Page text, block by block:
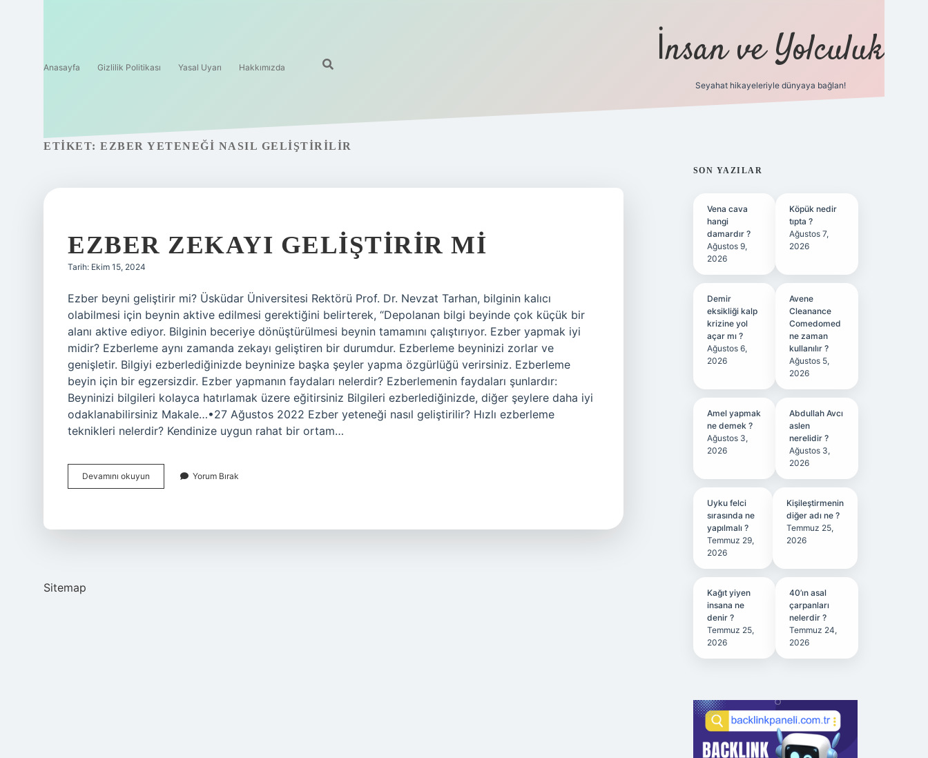
Anasayfa Gizlilik Politikası Yasal Uyarı Hakkımızda İnsan ve Yolculuk
Seyahat hikayeleriyle dünyaya bağlan!
ETIKET: EZBER YETENEĞI NASIL GELIŞTIRILIR
EZBER ZEKAYI GELIŞTIRIR MI
Tarih: Ekim 15, 2024
Ezber beyni geliştirir mi? Üsküdar Üniversitesi Rektörü Prof. Dr. Nevzat Tarhan, bilginin kalıcı
olabilmesi için beynin aktive edilmesi gerektiğini belirterek, “Depolanan bilgi beyinde çok küçük bir
alanı aktive ediyor. Bilginin beceriye dönüştürülmesi beynin tamamını çalıştırıyor. Ezber yapmak iyi
midir? Ezberleme aynı zamanda zekayı geliştiren bir durumdur. Ezberleme beyninizi zorlar ve
genişletir. Bilgiyi ezberlediğinizde beyninize başka şeyler yapma özgürlüğü verirsiniz. Ezberleme
beyin için bir egzersizdir. Ezber yapmanın faydaları nelerdir? Ezberlemenin faydaları şunlardır:
Beyninizi bilgileri kolayca hatırlamak üzere eğitirsiniz Bilgileri ezberlediğinizde, diğer şeylere daha iyi
odaklanabilirsiniz Makale…•27 Ağustos 2022 Ezber yeteneği nasıl geliştirilir? Hızlı ezberleme
teknikleri nelerdir? Kendinize uygun rahat bir ortam…
Devamını okuyun
Zekayı
Yorum Bırak
Sitemap
SIDEBAR
SON YAZILAR
Vena cava
hangi
damardır ?
Ağustos 9,
2026
Köpük nedir
tıpta ?
Ağustos 7,
2026
Demir
eksikliği kalp
krizine yol
açar mı ?
Ağustos 6,
2026
Avene
Cleanance
Comedomed
ne zaman
kullanılır ?
Ağustos 5,
2026
Amel yapmak
ne demek ?
Ağustos 3,
2026
Abdullah Avcı
aslen
nerelidir ?
Ağustos 3,
2026
Uyku felci
sırasında ne
yapılmalı ?
Temmuz 29,
2026
Kişileştirmenin
diğer adı ne ?
Temmuz 25,
2026
Kağıt yiyen
insana ne
denir ?
Temmuz 25,
2026
40’ın asal
çarpanları
nelerdir ?
Temmuz 24,
2026